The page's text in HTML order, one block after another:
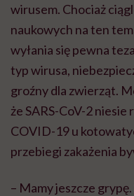
wirusem. Chociaż
naukowych na ten
wyłania się pewna
typ wirusa,
groźny dla zwierząt.
że SARS-CoV-2
COVID-19 u
przebiegi zakażenia
– Mamy jeszcze